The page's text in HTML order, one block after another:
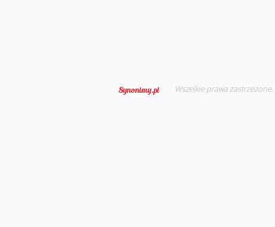
Wszelkie prawa zastrzeżone.